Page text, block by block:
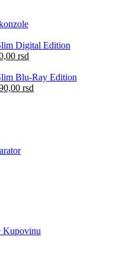
Digital Edition
rsd
Blu-Ray Edition
rsd
Kupovinu